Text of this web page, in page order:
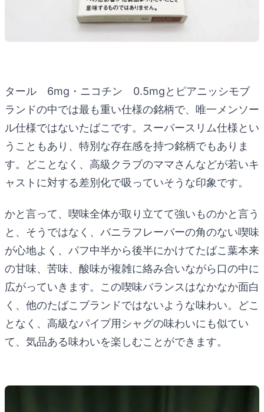
タール 6mg・ニコチン 0.5mgとピアニッシモブ
ランドの中では最も重い仕様の銘柄で、唯一メンソー
ル仕様ではないたばこです。スーパースリム仕様とい
うこともあり、特別な存在感を持つ銘柄でもありま
す。どことなく、高級クラブのママさんなどが若いキ
ャストに対する差別化で吸っていそうな印象です。
かと言って、喫味全体が取り立てて強いものかと言う
と、そうではなく、バニラフレーバーの角のない喫味
が心地よく、パフ中半から後半にかけてたばこ葉本来
の甘味、苦味、酸味が複雑に絡み合いながら口の中に
広がっていきます。この喫味バランスはなかなか面白
く、他のたばこブランドではないような味わい。どこ
となく、高級なパイプ用シャグの味わいにも似てい
て、気品ある味わいを楽しむことができます。